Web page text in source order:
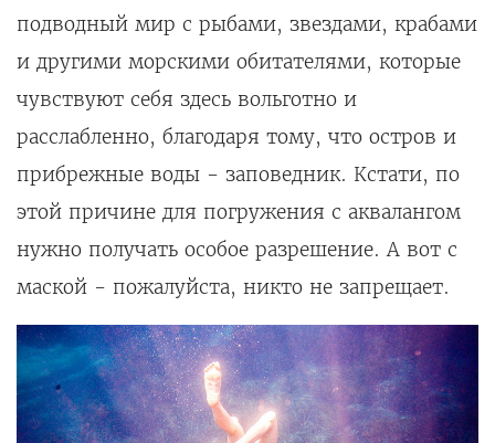
подводный мир с рыбами, звездами, крабами
и другими морскими обитателями, которые
чувствуют себя здесь вольготно и
расслабленно, благодаря тому, что остров и
прибрежные воды - заповедник. Кстати, по
этой причине для погружения с аквалангом
нужно получать особое разрешение. А вот с
маской - пожалуйста, никто не запрещает.